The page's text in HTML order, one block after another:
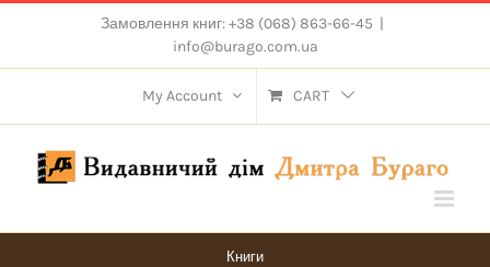
content
Замовлення книг: +38 (068) 863-66-45 |
info@burago.com.ua
My Account CART
Книги